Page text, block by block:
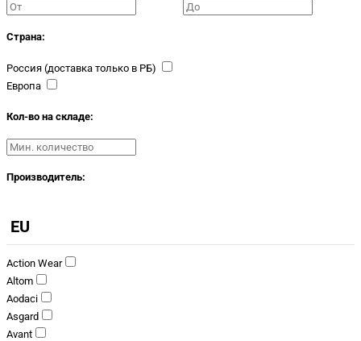
Страна:
Россия (доставка только в РБ)
Европа
Кол-во на складе:
Производитель:
EU
Action Wear
Altom
Aodaci
Asgard
Avant